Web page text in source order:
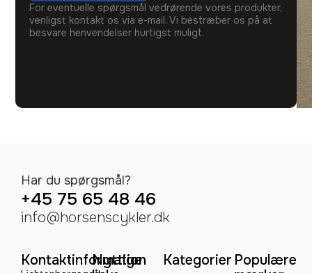
For eventuelle spørgsmål vedrørende vores produkter,
venligst kontakt os via e-mail. Vi bestræber os på at
besvare henvendelser hurtigst muligt.
Har du spørgsmål?
+45 75 65 48 46
info@horsenscykler.dk
Kontaktinformation
Nyttige
Kategorier Populære